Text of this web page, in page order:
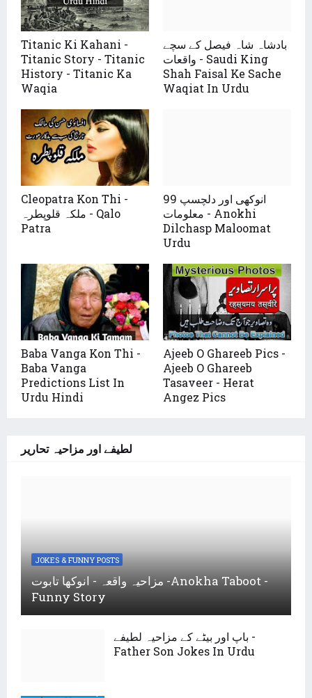
Titanic Ki Kahani -
Titanic Story - Titanic
History - Titanic Ka
Waqia
بادشاہ شاہ فیصل کے سچے
واقعات - Saudi King
Shah Faisal Ke Sache
Waqiat In Urdu
Cleopatra Kon Thi -
ملکہ قلوپطرہ - Qalo
Patra
99 انوکھی اور دلچسپ
معلومات - Anokhi
Dilchasp Maloomat
Urdu
Baba Vanga Kon Thi -
Baba Vanga
Predictions List In
Urdu Hindi
Ajeeb O Ghareeb Pics -
Ajeeb O Ghareeb
Tasaveer - Herat
Angez Pics
لطیفے اور مزاحیہ تحاریر
JOKES & FUNNY POSTS
مزاحیہ واقعہ - انوکھا تابوت -Anokha Taboot -
Funny Story
باپ اور بیٹے کے مزاحیہ لطیفے -
Father Son Jokes In Urdu